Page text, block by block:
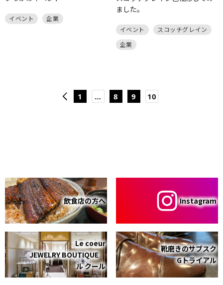
イベント 企業
ました。
イベント
スコッチグレイン
企業
1 … 8 9 10
飲食店の方へ Instagram
Le coeur
JEWELRY BOUTIQUE
ル クール
靴磨きのサブスク
Gトライアル